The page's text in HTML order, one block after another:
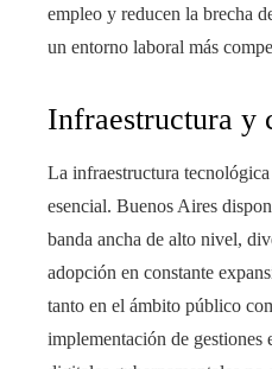
empleo y reducen la brecha
un entorno laboral más
Infraestructura y
La infraestructura
esencial. Buenos Aires
banda ancha de alto nivel,
adopción en constante
tanto en el ámbito público
implementación de gestiones